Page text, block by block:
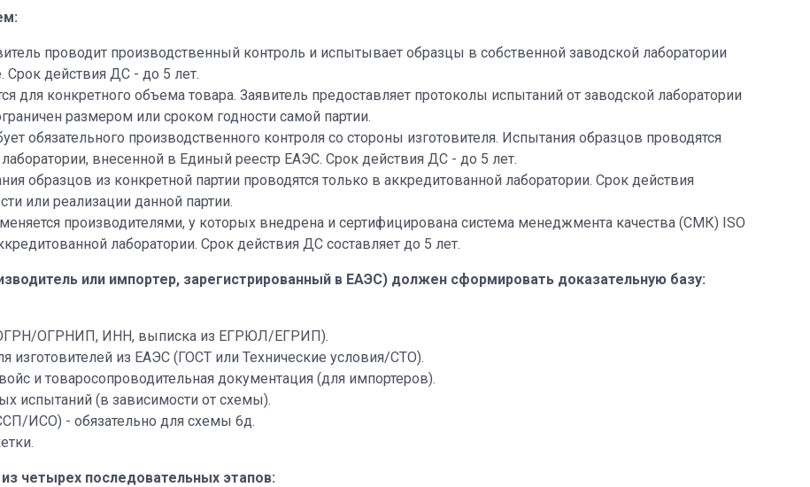
проводит производственный контроль и испытывает образцы в собственной заводской лаборатории
действия ДС - до 5 лет.
для конкретного объема товара. Заявитель предоставляет протоколы испытаний от заводской лаборатории
размером или сроком годности самой партии.
обязательного производственного контроля со стороны изготовителя. Испытания образцов проводятся
внесенной в Единый реестр ЕАЭС. Срок действия ДС - до 5 лет.
образцов из конкретной партии проводятся только в аккредитованной лаборатории. Срок действия
или реализации данной партии.
производителями, у которых внедрена и сертифицирована система менеджмента качества (СМК) ISO
лаборатории. Срок действия ДС составляет до 5 лет.
или импортер, зарегистрированный в ЕАЭС) должен сформировать доказательную базу:
ОГРНИП, ИНН, выписка из ЕГРЮЛ/ЕГРИП).
изготовителей из ЕАЭС (ГОСТ или Технические условия/СТО).
и товаросопроводительная документация (для импортеров).
испытаний (в зависимости от схемы).
ИСО) - обязательно для схемы 6д.
четырех последовательных этапов: